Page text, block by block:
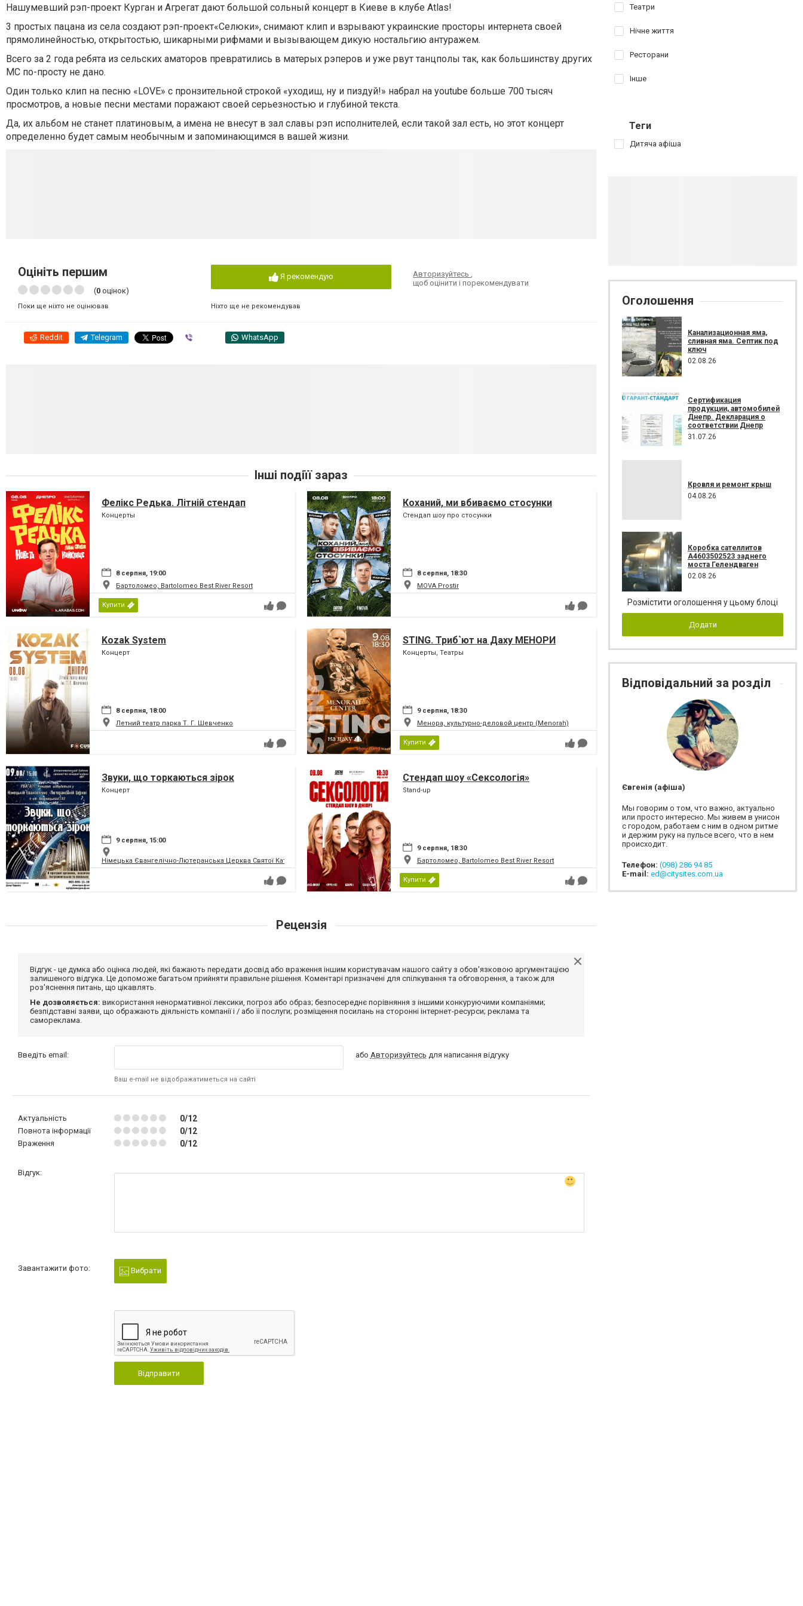
Нашумевший рэп-проект Курган и Агрегат дают большой сольный концерт в Киеве в клубе Аtlas!
3 простых пацана из села создают рэп-проект«Селюки», снимают клип и взрывают украинские просторы интернета своей
прямолинейностью, открытостью, шикарными рифмами и вызывающем дикую ностальгию антуражем.
Всего за 2 года ребята из сельских аматоров превратились в матерых рэперов и уже рвут танцполы так, как большинству других
MC по-просту не дано.
Один только клип на песню «LOVE» с пронзительной строкой «уходиш, ну и пиздуй!» набрал на youtube больше 700 тысяч
просмотров, а новые песни местами поражают своей серьезностью и глубиной текста.
Да, их альбом не станет платиновым, а имена не внесут в зал славы рэп исполнителей, если такой зал есть, но этот концерт
определенно будет самым необычным и запоминающимся в вашей жизни.
Оцініть першим
(0 оцінок)
Поки ще ніхто не оцінював
Я рекомендую
Ніхто ще не рекомендував
Авторизуйтесь,
щоб оцінити і порекомендувати
Reddit Telegram WhatsApp
Інші подіїї зараз
Фелікс Редька. Літній стендап
Концерты
8 серпня, 19:00
Бартоломео, Bartolomeo Best River Resort
Купити
Коханий, ми вбиваємо стосунки
Стендап шоу про стосунки
8 серпня, 18:30
MOVA Рrostir
Kozak System
Концерт
8 серпня, 18:00
Летний театр парка Т. Г. Шевченко
STING. Триб`ют на Даху МЕНОРИ
Концерты, Театры
9 серпня, 18:30
Менора, культурно-деловой центр (Menorah)
Купити
Звуки, що торкаються зірок
Концерт
9 серпня, 15:00
Німецька Євангелічно-Лютеранська Церква Святої Катерини (Кірха Святої Катерини)
Стендап шоу «Сексологія»
Stand-up
9 серпня, 18:30
Бартоломео, Bartolomeo Best River Resort
Купити
Рецензія
Відгук - це думка або оцінка людей, які бажають передати досвід або враження іншим користувачам нашого сайту з обов'язковою аргументацією
залишеного відгука. Це допоможе багатьом прийняти правильне рішення. Коментарі призначені для спілкування та обговорення, а також для
роз'яснення питань, що цікавлять.
Не дозволяється: використання ненормативної лексики, погроз або образ; безпосереднє порівняння з іншими конкуруючими компаніями;
безпідставні заяви, що ображають діяльність компанії і / або її послуги; розміщення посилань на сторонні інтернет-ресурси; реклама та
самореклама.
Введіть email:
Ваш e-mail не відображатиметься на сайті
або Авторизуйтесь для написання відгуку
Актуальність 0/12
Повнота інформації 0/12
Враження 0/12
Відгук:
Завантажити фото: Вибрати
Відправити
Театри
Нічне життя
Ресторани
Інше
Теги
Дитяча афіша
Оголошення
Канализационная яма,
сливная яма. Септик под
ключ
02.08.26
Сертификация
продукции, автомобилей
Днепр. Декларация о
соответствии Днепр
31.07.26
Кровля и ремонт крыш
04.08.26
Коробка сателлитов
A4603502523 заднего
моста Гелендваген
02.08.26
Розмістити оголошення у цьому блоці
Додати
Відповідальний за розділ
Євгенія (афіша)
Мы говорим о том, что важно, актуально
или просто интересно. Мы живем в унисон
с городом, работаем с ним в одном ритме
и держим руку на пульсе всего, что в нем
происходит.
Телефон: (098) 286 94 85
E-mail: ed@citysites.com.ua